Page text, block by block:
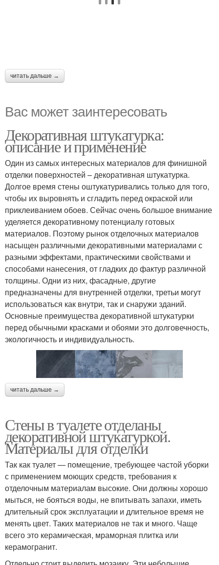
читать дальше →
Вас может заинтересовать
Декоративная штукатурка:
описание и применение
Один из самых интересных материалов для финишной
отделки поверхностей – декоративная штукатурка.
Долгое время стены оштукатуривались только для того,
чтобы их выровнять и сгладить перед окраской или
приклеиванием обоев. Сейчас очень большое внимание
уделяется декоративному потенциалу готовых
материалов. Поэтому рынок отделочных материалов
насыщен различными декоративными материалами с
разными эффектами, практическими свойствами и
способами нанесения, от гладких до фактур различной
толщины. Одни из них, фасадные, другие
предназначены для внутренней отделки, третьи могут
использоваться как внутри, так и снаружи зданий.
Основные преимущества декоративной штукатурки
перед обычными красками и обоями это долговечность,
экологичность и индивидуальность.
читать дальше →
Стены в туалете отделаны
декоративной штукатуркой.
Материалы для отделки
Так как туалет — помещение, требующее частой уборки
с применением моющих средств, требования к
отделочным материалам высокие. Они должны хорошо
мыться, не бояться воды, не впитывать запахи, иметь
длительный срок эксплуатации и длительное время не
менять цвет. Таких материалов не так и много. Чаще
всего это керамическая, мраморная плитка или
керамогранит.